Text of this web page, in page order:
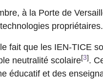
à la Porte de
propriétaires.
fait que les IEN-TICE
neutralité scolaire[3] .
éducatif et des